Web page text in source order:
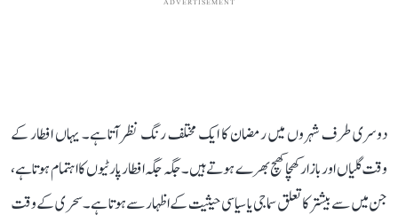
ADVERTISEMENT
دوسری طرف شہروں میں رمضان کا ایک مختلف رنگ نظر آتا ہے۔ یہاں افطار کے
وقت گلیاں اور بازار کھچا کھچ بھرے ہوتے ہیں۔ جگہ جگہ افطار پارٹیوں کا اہتمام ہوتا ہے،
جن میں سے بیشتر کا تعلق سماجی یا سیاسی حیثیت کے اظہار سے ہوتا ہے۔ سحری کے وقت